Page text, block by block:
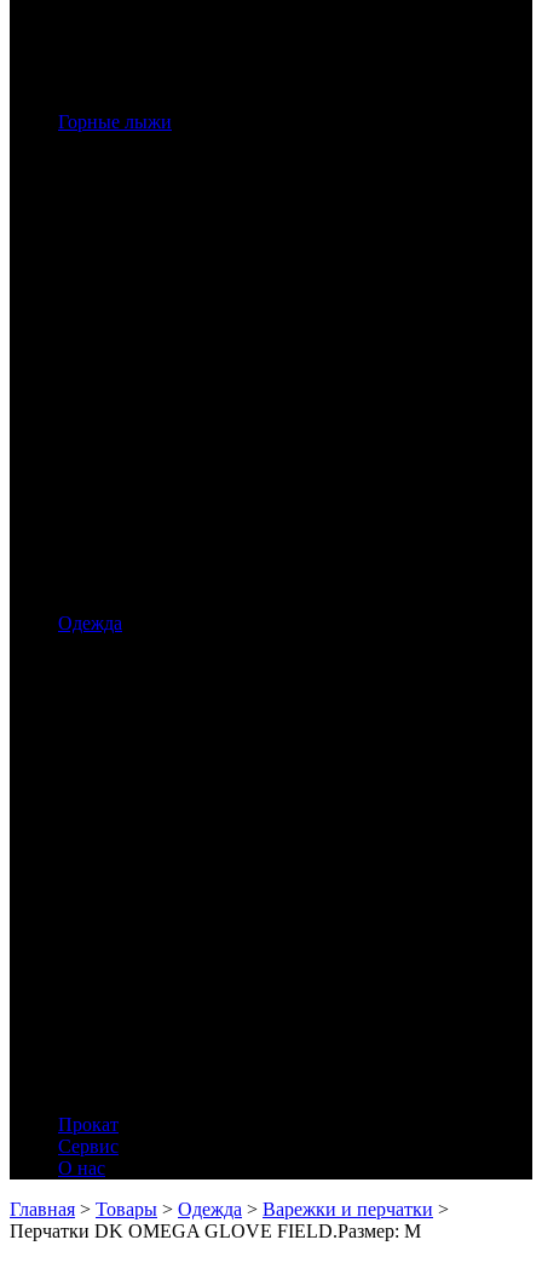
Горные лыжи
Одежда
Прокат
Сервис
О нас
Главная > Товары > Одежда > Варежки и перчатки >
Перчатки DK OMEGA GLOVE FIELD.Размер: M